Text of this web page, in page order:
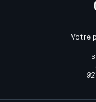
Votre